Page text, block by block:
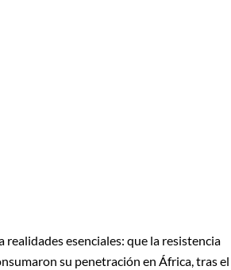
esenciales: que la resistencia
su penetración en África, tras el